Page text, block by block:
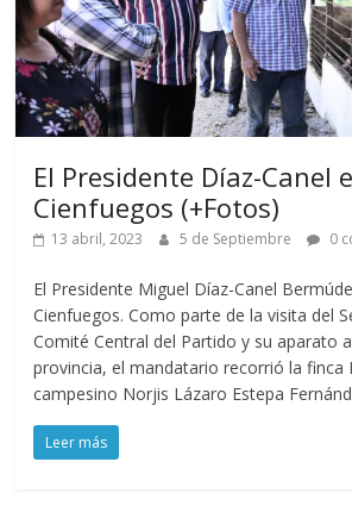
El Presidente Díaz-Canel
Cienfuegos (+Fotos)
13 abril, 2023 5 de Septiembre 0
El Presidente Miguel Díaz-Canel
Cienfuegos. Como parte de la visita del
Comité Central del Partido y su aparato
provincia, el mandatario recorrió la finca
campesino Norjis Lázaro Estepa
Leer más